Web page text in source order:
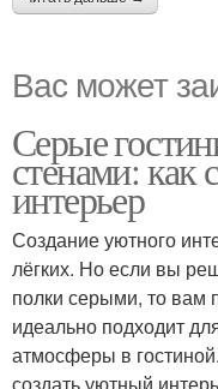
Вас может
Серые
стенами: как
интерьер
Создание уютного
лёгких. Но если вы
полки серыми, то вам
идеально подходит
атмосферы в